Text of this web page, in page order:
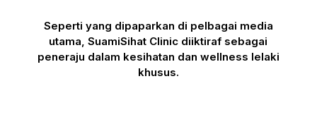
Seperti yang dipaparkan di pelbagai media
utama, SuamiSihat Clinic diiktiraf sebagai
peneraju dalam kesihatan dan wellness lelaki
khusus.